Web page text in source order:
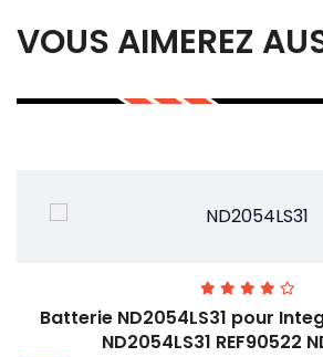
VOUS AIMEREZ
Batterie ND2054LS31 pour
ND2054LS31 REF90522